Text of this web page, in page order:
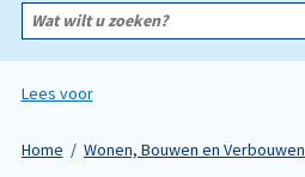
Wat
wilt
zoeken?
Lees voor
Home Wonen, Bouwen en Verbouwen